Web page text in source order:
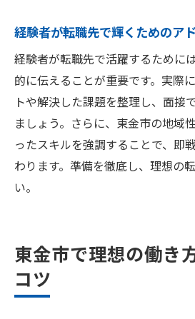
経験者が転職先で輝くためのア
経験者が転職先で活躍するために
的に伝えることが重要です。実際
トや解決した課題を整理し、面接
ましょう。さらに、東金市の地域
ったスキルを強調することで、即
わります。準備を徹底し、理想の
い。
東金市で理想の働き
コツ